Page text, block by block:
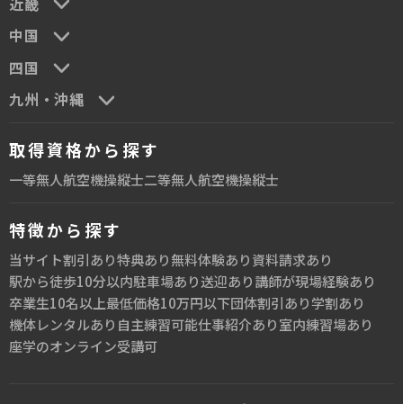
中国
四国
九州・沖縄
取得資格から探す
一等無人航空機操縦士二等無人航空機操縦士
特徴から探す
当サイト割引あり特典あり無料体験あり資料請求あり
駅から徒歩10分以内駐車場あり送迎あり講師が現場経験あり
卒業生10名以上最低価格10万円以下団体割引あり学割あり
機体レンタルあり 自主練習可能仕事紹介あり室内練習場あり
座学のオンライン受講可